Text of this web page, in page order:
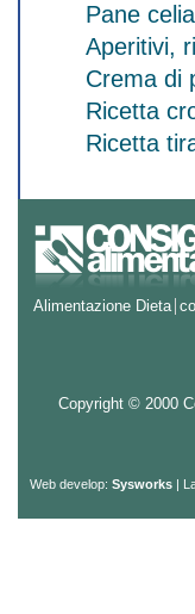
Pane
Aperitivi,
Crema di
Ricetta
Ricetta
Alimentazione Dieta
Copyright © 2000
Web develop: Sysworks |